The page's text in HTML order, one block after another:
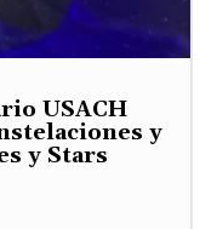
USACH
y
y Stars